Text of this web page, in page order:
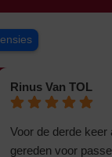
Rinus Van TOL
Voor de derde keer
gereden voor